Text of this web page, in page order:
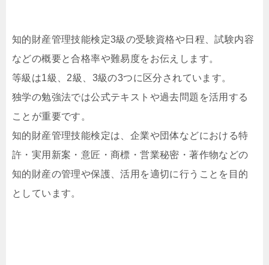
知的財産管理技能検定3級の受験資格や日程、試験内容
などの概要と合格率や難易度をお伝えします。
等級は1級、2級、3級の3つに区分されています。
独学の勉強法では公式テキストや過去問題を活用する
ことが重要です。
知的財産管理技能検定は、企業や団体などにおける特
許・実用新案・意匠・商標・営業秘密・著作物などの
知的財産の管理や保護、活用を適切に行うことを目的
としています。